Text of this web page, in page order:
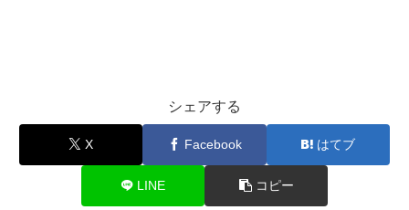
シェアする
X Facebook はてブ
LINE コピー